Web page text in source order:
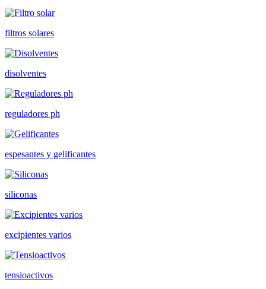
filtros solares
disolventes
reguladores ph
espesantes y gelificantes
siliconas
excipientes varios
tensioactivos